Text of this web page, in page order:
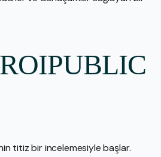
titiz bir incelemesiyle başlar.